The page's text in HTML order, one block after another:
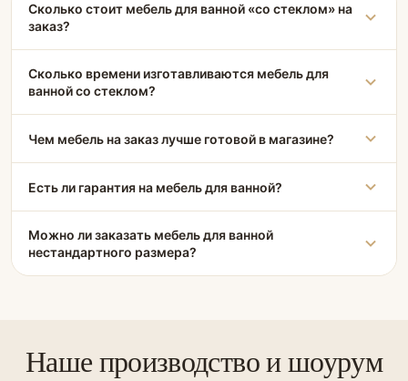
Сколько стоит мебель для ванной «со стеклом» на
заказ?
Сколько времени изготавливаются мебель для
ванной со стеклом?
Чем мебель на заказ лучше готовой в магазине?
Есть ли гарантия на мебель для ванной?
Можно ли заказать мебель для ванной
нестандартного размера?
Наше производство и шоурум